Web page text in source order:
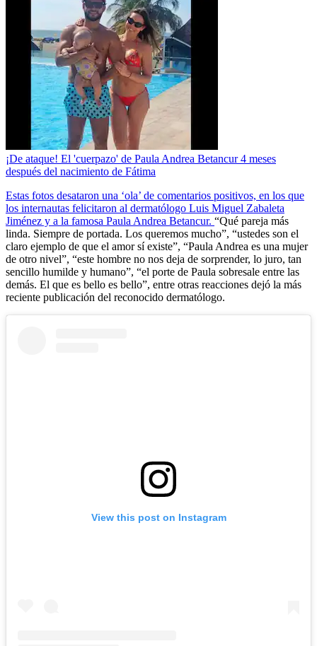
¡De ataque! El 'cuerpazo' de Paula Andrea Betancur 4 meses
después del nacimiento de Fátima
Estas fotos desataron una ‘ola’ de comentarios positivos, en los que
los internautas felicitaron al dermatólogo Luis Miguel Zabaleta
Jiménez y a la famosa Paula Andrea Betancur. “Qué pareja más
linda. Siempre de portada. Los queremos mucho”, “ustedes son el
claro ejemplo de que el amor sí existe”, “Paula Andrea es una mujer
de otro nivel”, “este hombre no nos deja de sorprender, lo juro, tan
sencillo humilde y humano”, “el porte de Paula sobresale entre las
demás. El que es bello es bello”, entre otras reacciones dejó la más
reciente publicación del reconocido dermatólogo.
View this post on Instagram